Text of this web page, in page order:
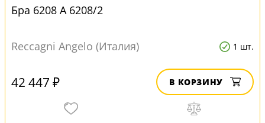
Бра 6208 A 6208/2
Reccagni Angelo (Италия) 1 шт.
42 447 ₽ В КОРЗИНУ